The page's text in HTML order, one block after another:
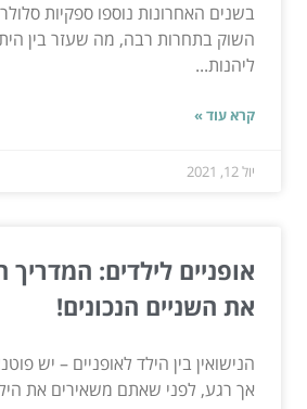
בשנים האחרונות נוספו ספקיות
השוק בתחרות רבה, מה שעזר בין
ליהנות...
קרא עוד »
יול 12, 2021
אופניים לילדים:
את השניים הנכונים!
הנישואין בין הילד לאופניים – יש
אך רגע, לפני שאתם משאירים את